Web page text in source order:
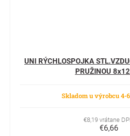
UNI RÝCHLOSPOJKA
PRUŽINOU
Skladom u výrobcu 4-
€8,19 vrátane
€6,66